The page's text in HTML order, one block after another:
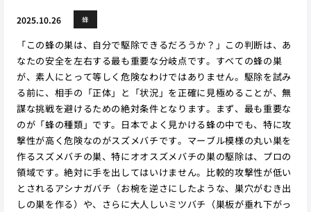
2025.10.26 蜂
「この蜂の巣は、自分で駆除できるだろうか？」この判断は、あ
なたの安全を左右する最も重要な分岐点です。すべての蜂の巣
が、素人にとって等しく危険なわけではありません。駆除を試み
る前に、相手の「正体」と「状況」を正確に見極めることが、無
謀な挑戦を避けるための絶対条件となります。まず、最も重要な
のが「蜂の種類」です。日本でよく見かける蜂の中でも、特に攻
撃性が高く危険なのがスズメバチです。マーブル模様の丸い巣を
作るスズメバチの巣、特にオオスズメバチの巣の駆除は、プロの
領域です。絶対に手を出してはいけません。比較的攻撃性が低い
とされるアシナガバチ（お椀を逆さにしたような、巣穴がむき出
しの巣を作る）や、さらに大人しいミツバチ（巣板が垂れ下がっ